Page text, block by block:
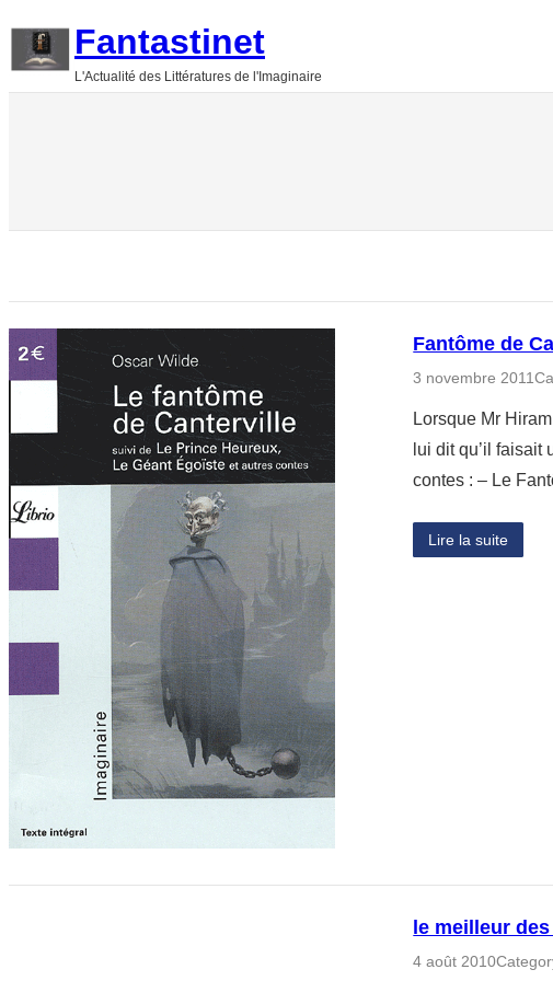
Fantastinet
L'Actualité des Littératures de l'Imaginaire
Fantôme de
3 novembre 2011
Lorsque Mr
lui dit qu’il
contes : – Le
Lire la suite
le meilleur
4 août 2010